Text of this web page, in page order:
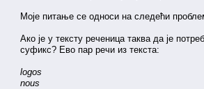
Моје питање се односи на следећи
Ако је у тексту реченица таква да је
суфикс? Ево пар речи из текста:
logos
nous